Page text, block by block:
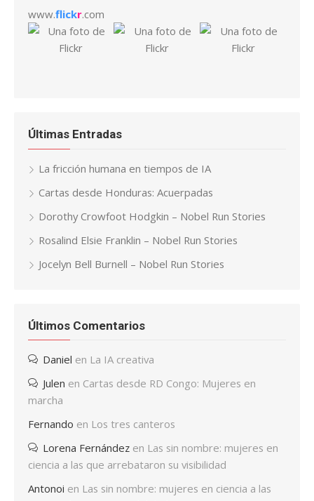
www.flickr.com
Últimas Entradas
La fricción humana en tiempos de IA
Cartas desde Honduras: Acuerpadas
Dorothy Crowfoot Hodgkin – Nobel Run Stories
Rosalind Elsie Franklin – Nobel Run Stories
Jocelyn Bell Burnell – Nobel Run Stories
Últimos Comentarios
Daniel en La IA creativa
Julen en Cartas desde RD Congo: Mujeres en
marcha
Fernando en Los tres canteros
Lorena Fernández en Las sin nombre: mujeres en
ciencia a las que arrebataron su visibilidad
Antonoi en Las sin nombre: mujeres en ciencia a las